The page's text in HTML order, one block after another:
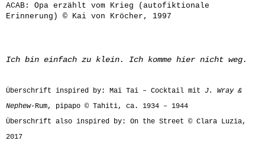
ACAB: Opa erzählt vom Krieg (autofiktionale
Erinnerung) © Kai von Kröcher, 1997
Ich bin einfach zu klein. Ich komme hier nicht weg.
Überschrift inspired by: Mai Tai – Cocktail mit J. Wray &
Nephew-Rum, pipapo © Tahiti, ca. 1934 – 1944
Überschrift also inspired by: On the Street © Clara Luzia,
2017